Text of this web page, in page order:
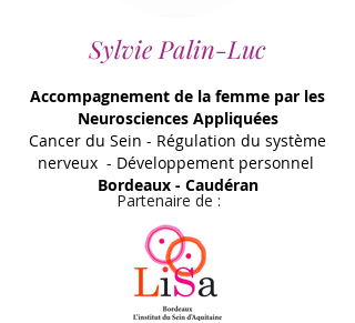
Sylvie Palin-Luc
Accompagnement de la femme par les
Neurosciences Appliquées
Cancer du Sein - Régulation du système
nerveux - Développement personnel
Bordeaux - Caudéran
Partenaire de :